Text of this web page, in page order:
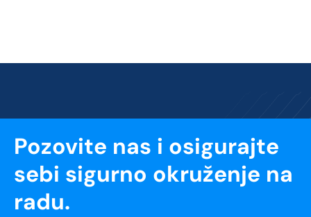
Pozovite nas i osigurajte
sebi sigurno okruženje na
radu.